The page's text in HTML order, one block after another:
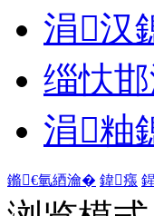
涓汉
缁忕
涓粙
鏅€氫綇瀹� 鍏瘬